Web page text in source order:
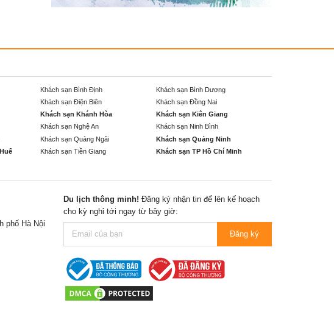
Khách sạn Bình Định
Khách sạn Bình Dương
Khách sạn Điện Biên
Khách sạn Đồng Nai
Khách sạn Khánh Hòa
Khách sạn Kiên Giang
Khách sạn Nghệ An
Khách sạn Ninh Bình
Khách sạn Quảng Ngãi
Khách sạn Quảng Ninh
Khách sạn Tiền Giang
Khách sạn TP Hồ Chí Minh
phố Hà Nội
Du lịch thông minh! Đăng ký nhận tin để lên kế hoạch
cho kỳ nghỉ tới ngay từ bây giờ:
Đăng ký